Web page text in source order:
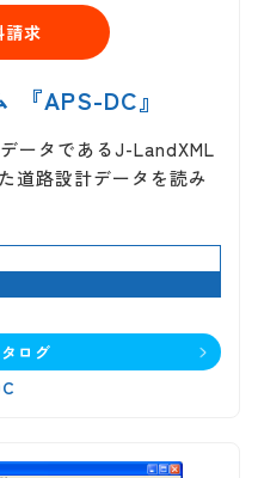
請求
APS-DC』
ータであるJ-LandXML
道路設計データを読み
ログ